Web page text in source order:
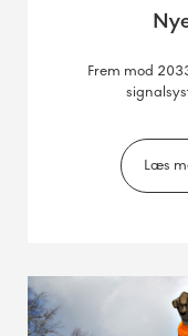
Frem mod
Læs